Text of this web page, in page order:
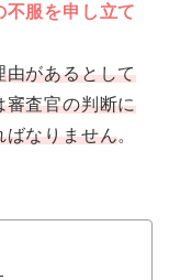
服を申し立て
由があるとして
審査官の判断に
ばなりません。